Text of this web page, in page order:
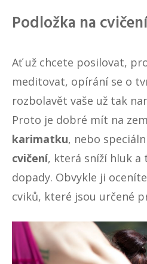
Podložka na cvičení
Ať už chcete posilovat,
meditovat, opírání se o
rozbolavět vaše už tak
Proto je dobré mít na
karimatku, nebo
cvičení, která sníží hluk
dopady. Obvykle ji
cviků, které jsou určené